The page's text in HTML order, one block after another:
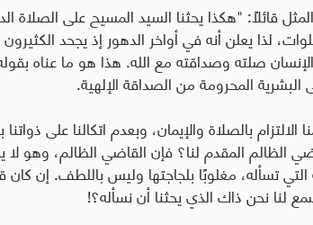
قائلاً: "هكذا يحثنا السيد المسيح على الصلاة
لذا يعلن أنه في أواخر الدهور إذ يجحد الكثيرون
صلته وصداقته مع الله. هذا هو ما عناه
المحرومة من الصداقة الإلهية.
بالصلاة والإيمان، وبعدم اتكالنا على
الظالم المقدم لنا؟ فإن القاضي الظالم، وهو لا
التي تسأله، مغلوبًا بلجاجتها وليس باللطف. إن
لنا نحن ذاك الذي يحثنا أن نسأله؟!